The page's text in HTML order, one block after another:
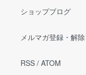
ショップブログ
メルマガ登録・解除
RSS / ATOM